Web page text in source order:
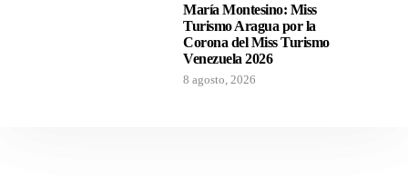
María Montesino: Miss
Turismo Aragua por la
Corona del Miss Turismo
Venezuela 2026
8 agosto, 2026